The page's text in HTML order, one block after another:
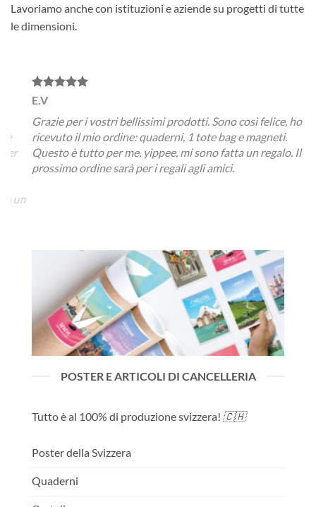
Lavoriamo anche con istituzioni e aziende su progetti di tutte
le dimensioni.
E.V
Grazie per i vostri bellissimi prodotti. Sono così felice, ho
ricevuto il mio ordine: quaderni, 1 tote bag e magneti.
Questo è tutto per me, yippee, mi sono fatta un regalo. Il
prossimo ordine sarà per i regali agli amici.
un
POSTER E ARTICOLI DI CANCELLERIA
Tutto è al 100% di produzione svizzera! 🇨🇭
Poster della Svizzera
Quaderni